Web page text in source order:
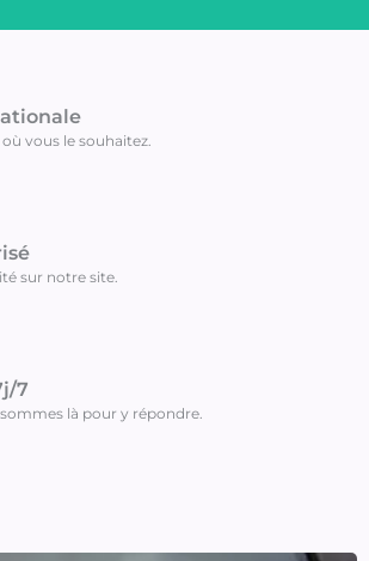
Forlaps
vous le souhaitez.
sur notre site.
7
là pour y répondre.